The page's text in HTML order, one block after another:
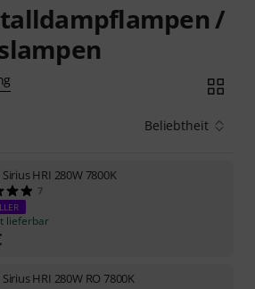
/
Beliebtheit
Sirius HRI 280W 7800K
7
lieferbar
Sirius HRI 280W RO 7800K